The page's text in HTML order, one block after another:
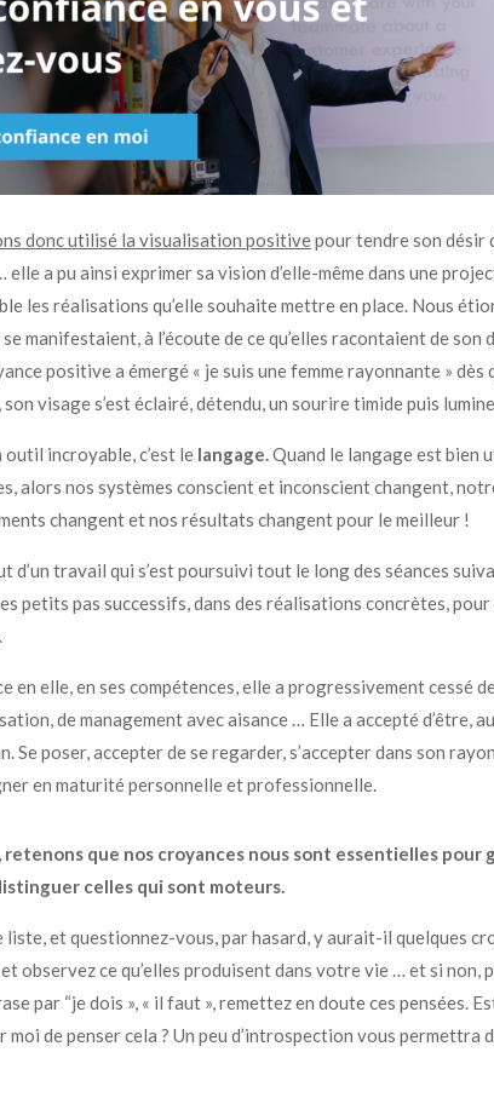
donc utilisé la visualisation positivepour tendre son désir
elle a pu ainsi exprimer sa vision d’elle-même dans une
les réalisations qu’elle souhaite mettre en place. Nous
manifestaient, à l’écoute de ce qu’elles racontaient de
positive a émergé « je suis une femme rayonnante » dès
visage s’est éclairé, détendu, un sourire timide puis
outil incroyable, c’est le langage.Quand le langage est bien
alors nos systèmes conscient et inconscient changent,
changent et nos résultats changent pour le meilleur !
d’un travail qui s’est poursuivi tout le long des séances
petits pas successifs, dans des réalisations concrètes,
en elle, en ses compétences, elle a progressivement cessé
de management avec aisance … Elle a accepté d’être,
Se poser, accepter de se regarder, s’accepter dans son
en maturité personnelle et professionnelle.
, retenons que nos croyances nous sont essentielles pour
celles qui sont moteurs.
et questionnez-vous, par hasard, y aurait-il quelques
observez ce qu’elles produisent dans votre vie … et si
par “je dois », « il faut », remettez en doute ces pensées.
de penser cela ? Un peu d’introspection vous permettra